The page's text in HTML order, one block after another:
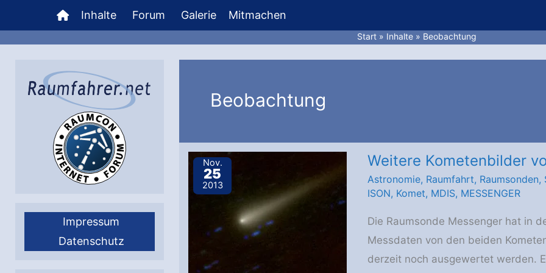
Inhalt
springen
Inhalte Forum Galerie Mitmachen
Start Inhalte Beobachtung
Impressum
Datenschutz
Beobachtung
Nov.
25
2013
Weitere Kometenbilder
Astronomie, Raumfahrt, Raumsonden,
ISON, Komet, MDIS, MESSENGER
Die Raumsonde Messenger hat in
Messdaten von den beiden
derzeit noch ausgewertet werden.